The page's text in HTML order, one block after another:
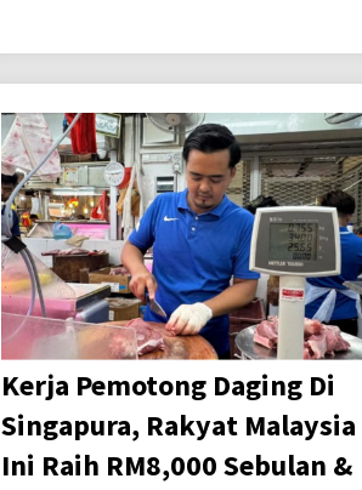
Kerja Pemotong Daging Di
Singapura, Rakyat Malaysia
Ini Raih RM8,000 Sebulan &